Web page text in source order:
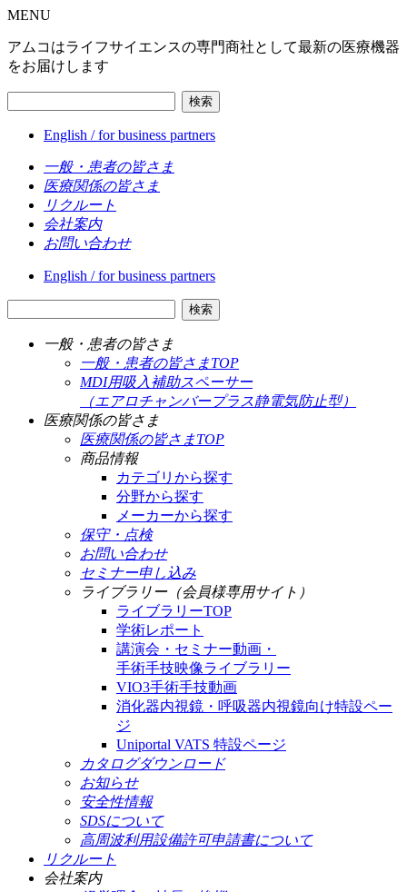
MENU
アムコはライフサイエンスの専門商社として最新の医療機器
をお届けします
検索
English / for business partners
一般・患者の皆さま
医療関係の皆さま
リクルート
会社案内
お問い合わせ
English / for business partners
検索
一般・患者の皆さま
一般・患者の皆さまTOP
MDI用吸入補助スペーサー
（エアロチャンバープラス静電気防止型）
医療関係の皆さま
医療関係の皆さまTOP
商品情報
カテゴリから探す
分野から探す
メーカーから探す
保守・点検
お問い合わせ
セミナー申し込み
ライブラリー（会員様専用サイト）
ライブラリーTOP
学術レポート
講演会・セミナー動画・
手術手技映像ライブラリー
VIO3手術手技動画
消化器内視鏡・呼吸器内視鏡向け特設ペー
ジ
Uniportal VATS 特設ページ
カタログダウンロード
お知らせ
安全性情報
SDSについて
高周波利用設備許可申請書について
リクルート
会社案内